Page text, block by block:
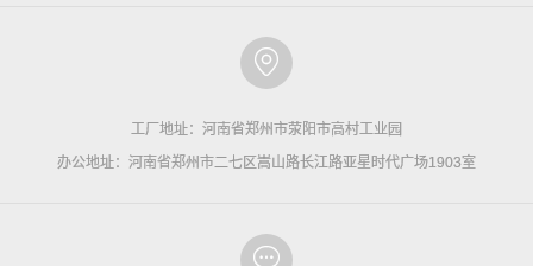
工厂地址：河南省郑州市荥阳市高村工业园
办公地址：河南省郑州市二七区嵩山路长江路亚星时代广场1903室